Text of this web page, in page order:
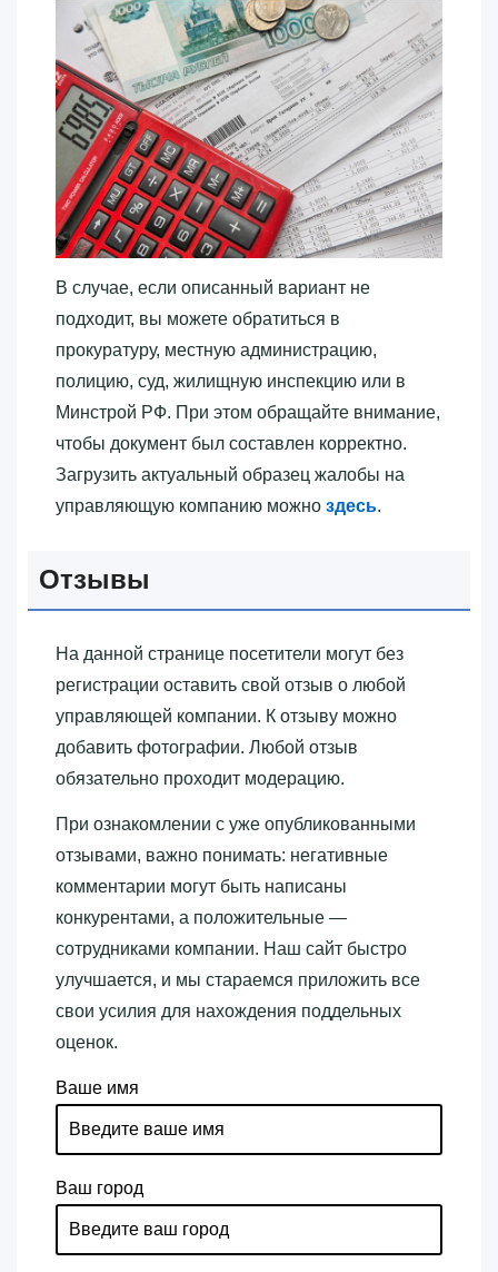
В случае, если описанный вариант не
подходит, вы можете обратиться в
прокуратуру, местную администрацию,
полицию, суд, жилищную инспекцию или в
Минстрой РФ. При этом обращайте внимание,
чтобы документ был составлен корректно.
Загрузить актуальный образец жалобы на
управляющую компанию можно здесь.
Отзывы
На данной странице посетители могут без
регистрации оставить свой отзыв о любой
управляющей компании. К отзыву можно
добавить фотографии. Любой отзыв
обязательно проходит модерацию.
При ознакомлении с уже опубликованными
отзывами, важно понимать: негативные
комментарии могут быть написаны
конкурентами, а положительные —
сотрудниками компании. Наш сайт быстро
улучшается, и мы стараемся приложить все
свои усилия для нахождения поддельных
оценок.
Ваше имя
Ваш город